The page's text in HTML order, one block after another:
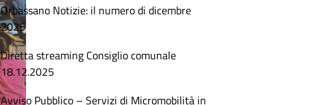
Orbassano Notizie: il numero di dicembre
2025
Diretta streaming Consiglio comunale
18.12.2025
Avviso Pubblico – Servizi di Micromobilità in